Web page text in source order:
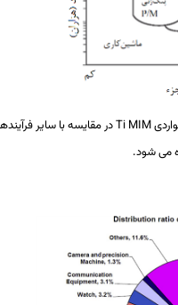
Ti MIMدر مقایسه با سایر فرآیندها
شود.